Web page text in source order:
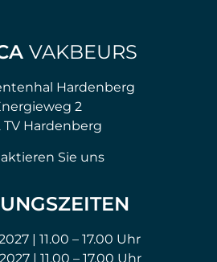
VAKBEURS
Hardenberg
2
TV Hardenberg
Sie uns
| 11.00 – 17.00 Uhr
| 11.00 – 17.00 Uhr